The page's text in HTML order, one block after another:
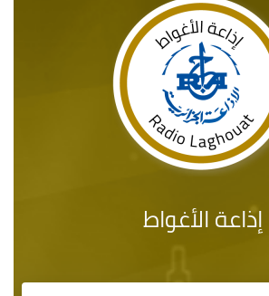
إذاعة الأغواط